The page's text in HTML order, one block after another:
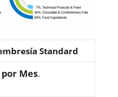
Standard
por Mes.